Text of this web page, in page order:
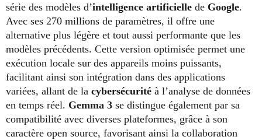
série des modèles d’intelligence artificielle de Google.
Avec ses 270 millions de paramètres, il offre une
alternative plus légère et tout aussi performante que les
modèles précédents. Cette version optimisée permet une
exécution locale sur des appareils moins puissants,
facilitant ainsi son intégration dans des applications
variées, allant de la cybersécurité à l’analyse de données
en temps réel. Gemma 3 se distingue également par sa
compatibilité avec diverses plateformes, grâce à son
caractère open source, favorisant ainsi la collaboration